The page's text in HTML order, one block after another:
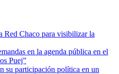
Red Chaco para visibilizar la
en la agenda pública en el
Puej”
su participación política en un